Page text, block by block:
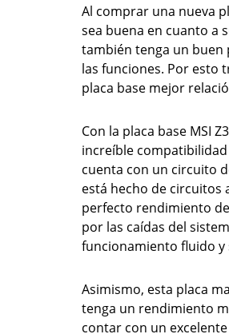
Al comprar una nueva
sea buena en cuanto a
también tenga un buen
las funciones. Por esto
placa base mejor
Con la placa base MSI
increíble
cuenta con un circuito
está hecho de circuitos
perfecto rendimiento
por las caídas del
funcionamiento fluido y
Asimismo, esta placa
tenga un rendimiento
contar con un